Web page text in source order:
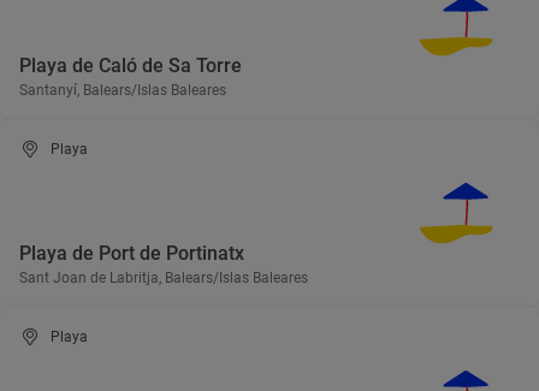
Playa de Caló de Sa Torre
Santanyí, Balears/Islas Baleares
Playa
Playa de Port de Portinatx
Sant Joan de Labritja, Balears/Islas Baleares
Playa